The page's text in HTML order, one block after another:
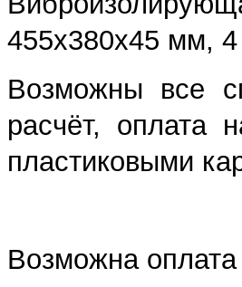
455x380x45 мм,
Возможны все
расчёт, оплата
пластиковыми
Возможна